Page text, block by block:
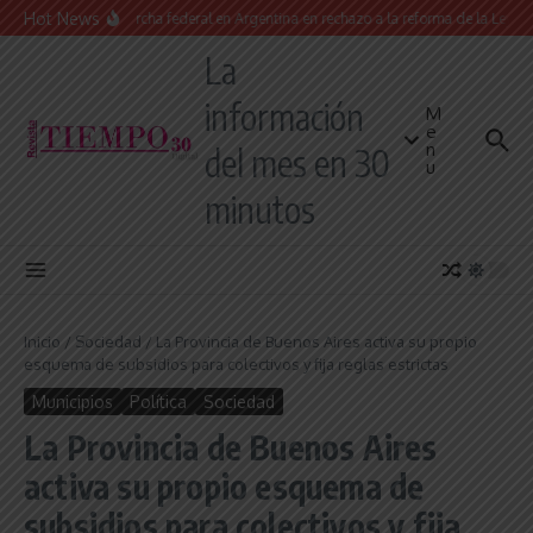
Saltar al contenido
Hot News
Masiva marcha federal en Argentina en rechazo a la reforma de la Ley de
La
información
del mes en 30
minutos
M
e
n
u
Inicio / Sociedad / La Provincia de Buenos Aires activa su propio
esquema de subsidios para colectivos y fija reglas estrictas
Municipios Política Sociedad
La Provincia de Buenos Aires
activa su propio esquema de